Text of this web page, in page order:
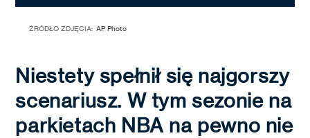
ŹRÓDŁO ZDJĘCIA: AP Photo
Niestety spełnił się najgorszy
scenariusz. W tym sezonie na
parkietach NBA na pewno nie